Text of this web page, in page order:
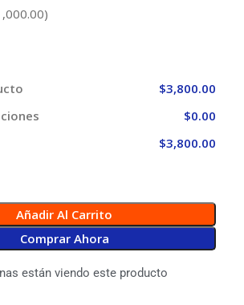
$3,800.00
$0.00
$3,800.00
Añadir Al Carrito
Comprar Ahora
están viendo este producto